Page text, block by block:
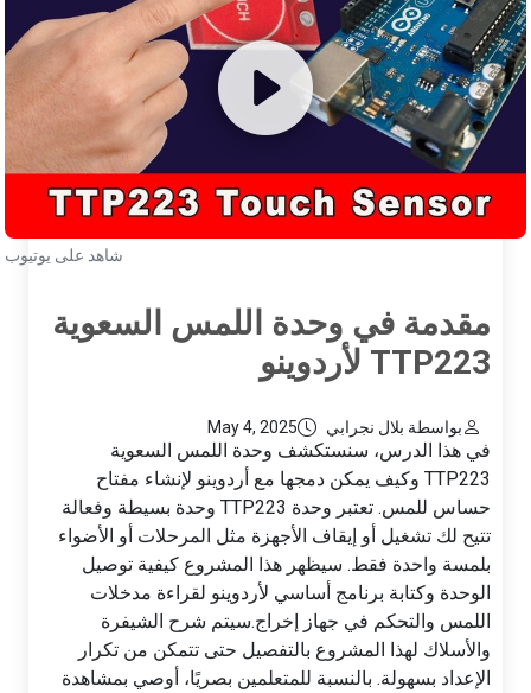
شاهد على يوتيوب
مقدمة في وحدة اللمس السعوية
TTP223 لأردوينو
بواسطة بلال نجرابي May 4, 2025
في هذا الدرس، سنستكشف وحدة اللمس السعوية
TTP223 وكيف يمكن دمجها مع أردوينو لإنشاء مفتاح
حساس للمس. تعتبر وحدة TTP223 وحدة بسيطة وفعالة
تتيح لك تشغيل أو إيقاف الأجهزة مثل المرحلات أو الأضواء
بلمسة واحدة فقط. سيظهر هذا المشروع كيفية توصيل
الوحدة وكتابة برنامج أساسي لأردوينو لقراءة مدخلات
اللمس والتحكم في جهاز إخراج.سيتم شرح الشيفرة
والأسلاك لهذا المشروع بالتفصيل حتى تتمكن من تكرار
الإعداد بسهولة. بالنسبة للمتعلمين بصريًا، أوصي بمشاهدة